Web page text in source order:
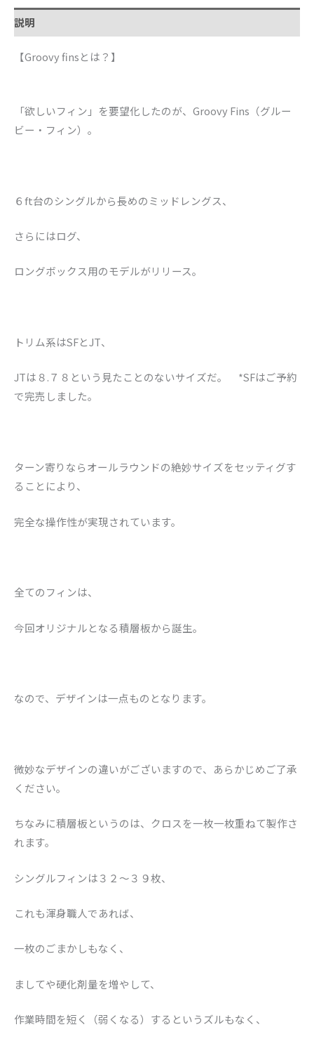
ル
便
応
説明
【Groovy finsとは？】
「欲しいフィン」を要望化したのが、Groovy Fins（グルー
ビー・フィン）。
６ft台のシングルから長めのミッドレングス、
さらにはログ、
ロングボックス用のモデルがリリース。
トリム系はSFとJT、
JTは８.７８という見たことのないサイズだ。 *SFはご予約
で完売しました。
ターン寄りならオールラウンドの絶妙サイズをセッティグす
ることにより、
完全な操作性が実現されています。
全てのフィンは、
今回オリジナルとなる積層板から誕生。
なので、デザインは一点ものとなります。
微妙なデザインの違いがございますので、あらかじめご了承
ください。
ちなみに積層板というのは、クロスを一枚一枚重ねて製作さ
れます。
シングルフィンは３２〜３９枚、
これも渾身職人であれば、
一枚のごまかしもなく、
ましてや硬化剤量を増やして、
作業時間を短く（弱くなる）するというズルもなく、